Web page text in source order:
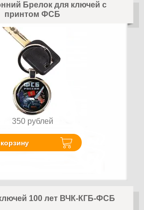
Брелок для ключей с
принтом ФСБ
350 рублей
100 лет ВЧК-КГБ-ФСБ